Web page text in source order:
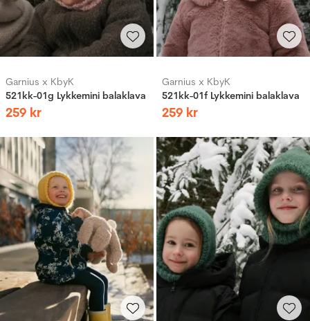
Garnius x KbyK
521kk-01g Lykkemini balaklava
259 kr
Garnius x KbyK
521kk-01f Lykkemini balaklava
259 kr